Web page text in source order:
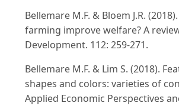
Bellemare M.F. & Bloem J.R.
farming improve welfare? A
Development. 112: 259-271.
Bellemare M.F. & Lim S. (2018).
shapes and colors: varieties of
Applied Economic Perspectives